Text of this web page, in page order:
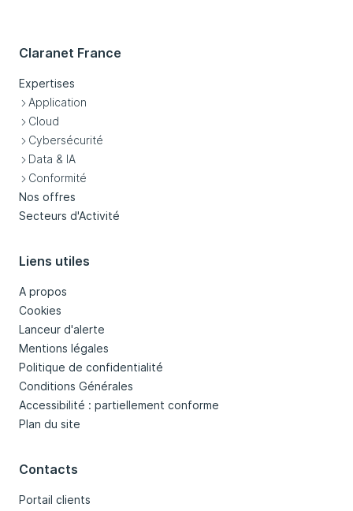
Claranet France
Expertises
Application
Cloud
Cybersécurité
Data & IA
Conformité
Nos offres
Secteurs d'Activité
Liens utiles
A propos
Cookies
Lanceur d'alerte
Mentions légales
Politique de confidentialité
Conditions Générales
Accessibilité : partiellement conforme
Plan du site
Contacts
Portail clients